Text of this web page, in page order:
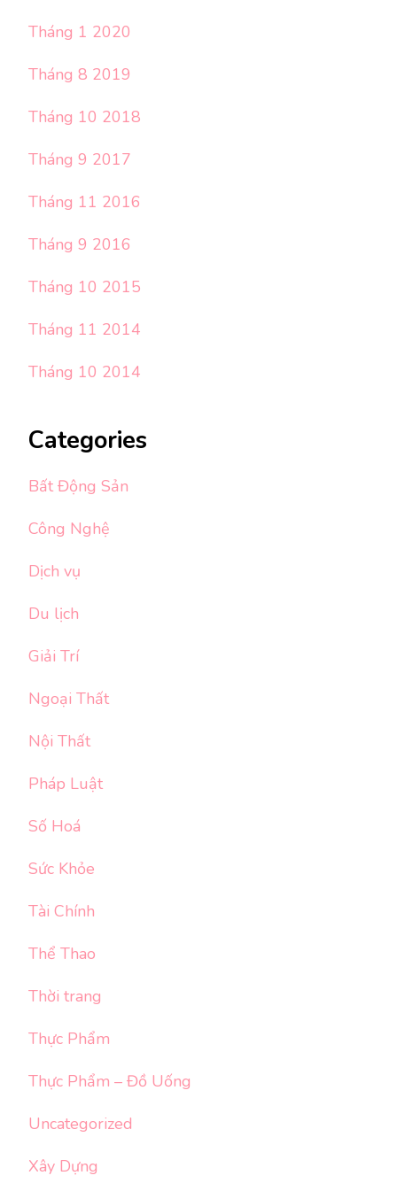
Tháng 1 2020
Tháng 8 2019
Tháng 10 2018
Tháng 9 2017
Tháng 11 2016
Tháng 9 2016
Tháng 10 2015
Tháng 11 2014
Tháng 10 2014
Categories
Bất Động Sản
Công Nghệ
Dịch vụ
Du lịch
Giải Trí
Ngoại Thất
Nội Thất
Pháp Luật
Số Hoá
Sức Khỏe
Tài Chính
Thể Thao
Thời trang
Thực Phẩm
Thực Phẩm – Đồ Uống
Uncategorized
Xây Dựng